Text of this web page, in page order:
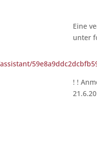
Eine
unter
! !